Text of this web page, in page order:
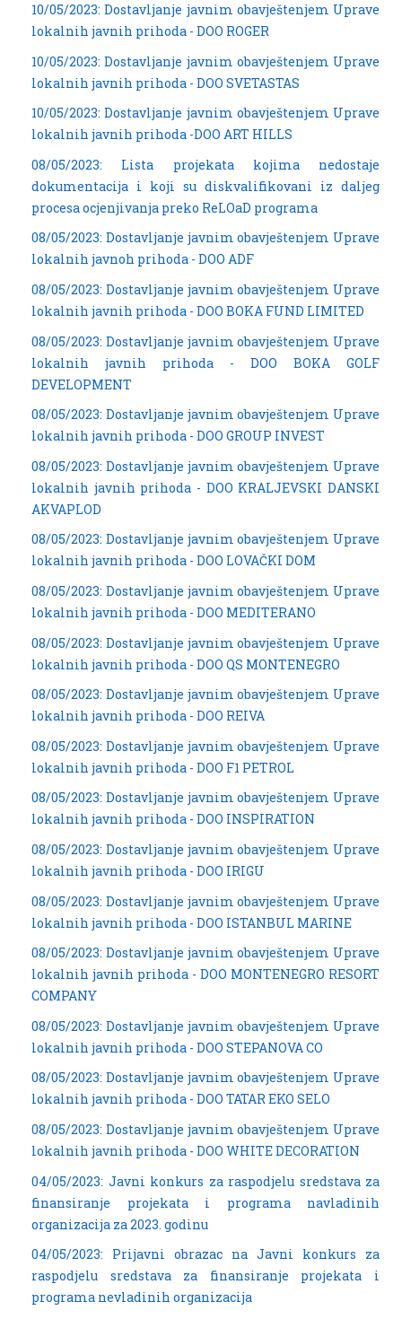
10/05/2023: Dostavljanje javnim obavještenjem Uprave
lokalnih javnih prihoda - DOO ROGER
10/05/2023: Dostavljanje javnim obavještenjem Uprave
lokalnih javnih prihoda - DOO SVETASTAS
10/05/2023: Dostavljanje javnim obavještenjem Uprave
lokalnih javnih prihoda -DOO ART HILLS
08/05/2023: Lista projekata kojima nedostaje
dokumentacija i koji su diskvalifikovani iz daljeg
procesa ocjenjivanja preko ReLOaD programa
08/05/2023: Dostavljanje javnim obavještenjem Uprave
lokalnih javnoh prihoda - DOO ADF
08/05/2023: Dostavljanje javnim obavještenjem Uprave
lokalnih javnih prihoda - DOO BOKA FUND LIMITED
08/05/2023: Dostavljanje javnim obavještenjem Uprave
lokalnih javnih prihoda - DOO BOKA GOLF
DEVELOPMENT
08/05/2023: Dostavljanje javnim obavještenjem Uprave
lokalnih javnih prihoda - DOO GROUP INVEST
08/05/2023: Dostavljanje javnim obavještenjem Uprave
lokalnih javnih prihoda - DOO KRALJEVSKI DANSKI
AKVAPLOD
08/05/2023: Dostavljanje javnim obavještenjem Uprave
lokalnih javnih prihoda - DOO LOVAČKI DOM
08/05/2023: Dostavljanje javnim obavještenjem Uprave
lokalnih javnih prihoda - DOO MEDITERANO
08/05/2023: Dostavljanje javnim obavještenjem Uprave
lokalnih javnih prihoda - DOO QS MONTENEGRO
08/05/2023: Dostavljanje javnim obavještenjem Uprave
lokalnih javnih prihoda - DOO REIVA
08/05/2023: Dostavljanje javnim obavještenjem Uprave
lokalnih javnih prihoda - DOO F1 PETROL
08/05/2023: Dostavljanje javnim obavještenjem Uprave
lokalnih javnih prihoda - DOO INSPIRATION
08/05/2023: Dostavljanje javnim obavještenjem Uprave
lokalnih javnih prihoda - DOO IRIGU
08/05/2023: Dostavljanje javnim obavještenjem Uprave
lokalnih javnih prihoda - DOO ISTANBUL MARINE
08/05/2023: Dostavljanje javnim obavještenjem Uprave
lokalnih javnih prihoda - DOO MONTENEGRO RESORT
COMPANY
08/05/2023: Dostavljanje javnim obavještenjem Uprave
lokalnih javnih prihoda - DOO STEPANOVA CO
08/05/2023: Dostavljanje javnim obavještenjem Uprave
lokalnih javnih prihoda - DOO TATAR EKO SELO
08/05/2023: Dostavljanje javnim obavještenjem Uprave
lokalnih javnih prihoda - DOO WHITE DECORATION
04/05/2023: Javni konkurs za raspodjelu sredstava za
finansiranje projekata i programa navladinih
organizacija za 2023. godinu
04/05/2023: Prijavni obrazac na Javni konkurs za
raspodjelu sredstava za finansiranje projekata i
programa nevladinih organizacija